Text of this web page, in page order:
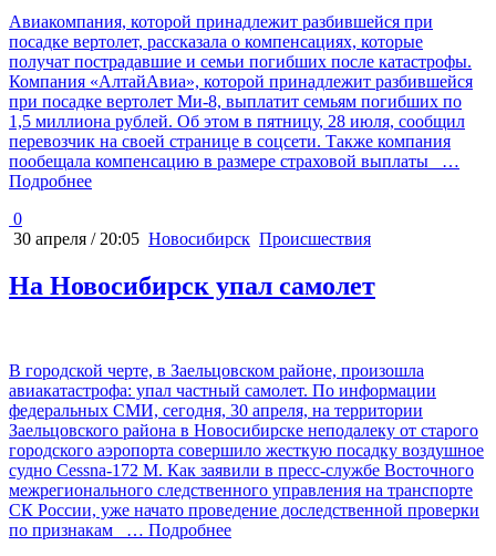
Авиакомпания, которой принадлежит разбившейся при
посадке вертолет, рассказала о компенсациях, которые
получат пострадавшие и семьи погибших после катастрофы.
Компания «АлтайАвиа», которой принадлежит разбившейся
при посадке вертолет Ми-8, выплатит семьям погибших по
1,5 миллиона рублей. Об этом в пятницу, 28 июля, сообщил
перевозчик на своей странице в соцсети. Также компания
пообещала компенсацию в размере страховой выплаты
…
Подробнее
0
30 апреля / 20:05 Новосибирск Происшествия
На Новосибирск упал самолет
В городской черте, в Заельцовском районе, произошла
авиакатастрофа: упал частный самолет. По информации
федеральных СМИ, сегодня, 30 апреля, на территории
Заельцовского района в Новосибирске неподалеку от старого
городского аэропорта совершило жесткую посадку воздушное
судно Cessna-172 М. Как заявили в пресс-службе Восточного
межрегионального следственного управления на транспорте
СК России, уже начато проведение доследственной проверки
по признакам
… Подробнее